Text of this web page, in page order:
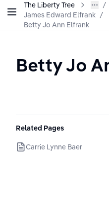
The Liberty Tree
James Edward Elfrank /
Betty Jo Ann Elfrank
Betty Jo
Related Pages
Carrie Lynne Baer